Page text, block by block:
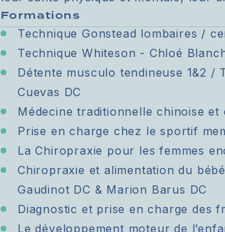
Formations
Technique Gonstead lombaires /
Technique Whiteson - Chloé
Détente musculo tendineuse 1&2
Cuevas DC
Médecine traditionnelle chinoise
Prise en charge chez le sportif
La Chiropraxie pour les femmes
Chiropraxie et alimentation du
Gaudinot DC & Marion Barus DC
Diagnostic et prise en charge des
Le développement moteur de